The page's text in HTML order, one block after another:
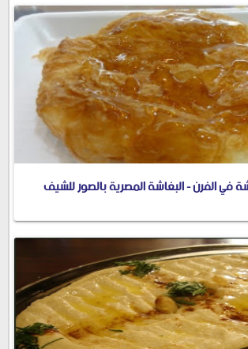
في الفرن - البغاشة المصرية بالصور للشيف